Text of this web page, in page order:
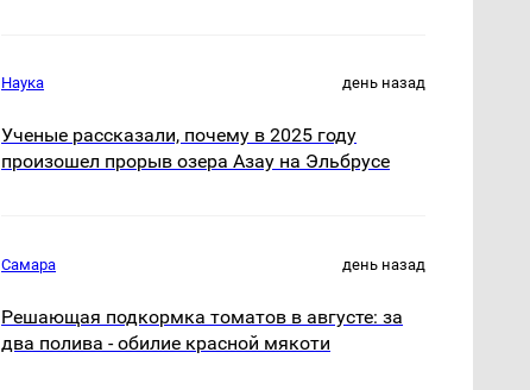
Наука день назад
Ученые рассказали, почему в 2025 году
произошел прорыв озера Азау на Эльбрусе
Самара день назад
Решающая подкормка томатов в августе: за
два полива - обилие красной мякоти